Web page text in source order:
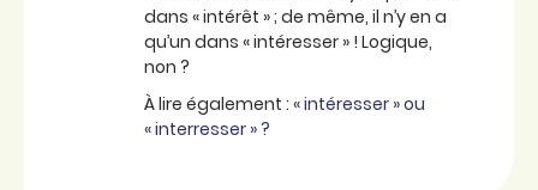
dans « intérêt » ; de même, il n’y en a
qu’un dans « intéresser » ! Logique,
non ?
À lire également : « intéresser » ou
« interresser » ?